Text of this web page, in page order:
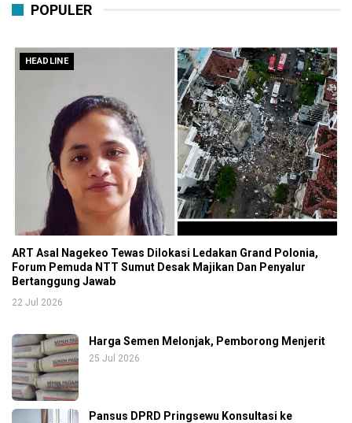
POPULER
HEADLINE
ART Asal Nagekeo Tewas Dilokasi Ledakan Grand Polonia,
Forum Pemuda NTT Sumut Desak Majikan Dan Penyalur
Bertanggung Jawab
22 Jul 2026
Harga Semen Melonjak, Pemborong Menjerit
25 Jul 2026
Pansus DPRD Pringsewu Konsultasi ke